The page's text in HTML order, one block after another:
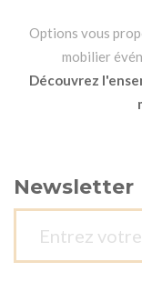
Options vous
mobilier
Découvrez
Newsletter